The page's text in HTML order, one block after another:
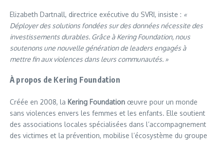
Elizabeth Dartnall, directrice exécutive du SVRI, insiste : «
Déployer des solutions fondées sur des données nécessite des
investissements durables. Grâce à Kering Foundation, nous
soutenons une nouvelle génération de leaders engagés à
mettre fin aux violences dans leurs communautés. »
À propos de Kering Foundation
Créée en 2008, la Kering Foundation œuvre pour un monde
sans violences envers les femmes et les enfants. Elle soutient
des associations locales spécialisées dans l’accompagnement
des victimes et la prévention, mobilise l’écosystème du groupe